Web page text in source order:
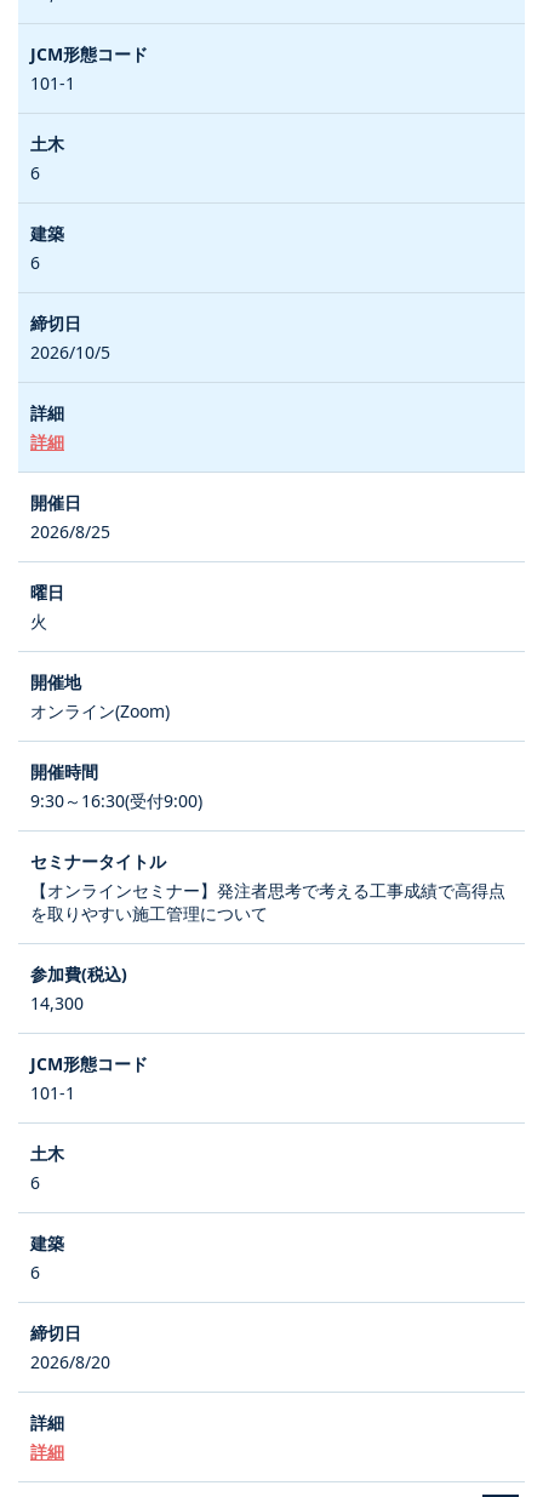
101-1
6
6
2026/10/5
詳細
2026/8/25
火
オンライン(Zoom)
9:30～16:30(受付9:00)
【オンラインセミナー】発注者思考で考える工事成績で高得点
を取りやすい施工管理について
14,300
101-1
6
6
2026/8/20
詳細